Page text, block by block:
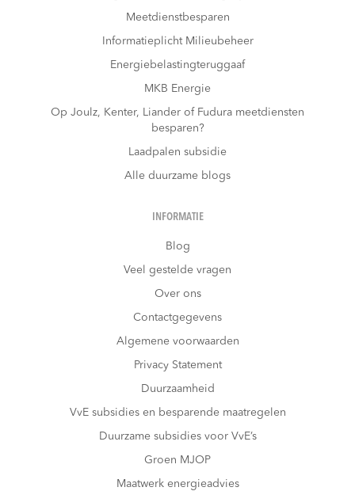
Meetdienstbesparen
Informatieplicht Milieubeheer
Energiebelastingteruggaaf
MKB Energie
Op Joulz, Kenter, Liander of Fudura meetdiensten
besparen?
Laadpalen subsidie
Alle duurzame blogs
INFORMATIE
Blog
Veel gestelde vragen
Over ons
Contactgegevens
Algemene voorwaarden
Privacy Statement
Duurzaamheid
VvE subsidies en besparende maatregelen
Duurzame subsidies voor VvE’s
Groen MJOP
Maatwerk energieadvies